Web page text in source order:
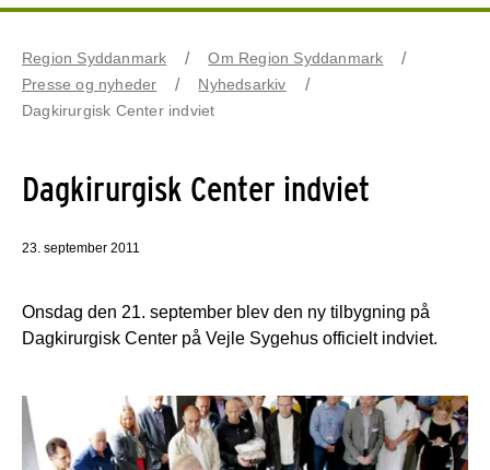
Region Syddanmark
Om Region Syddanmark
Presse og nyheder
Nyhedsarkiv
Dagkirurgisk Center indviet
Dagkirurgisk Center indviet
23. september 2011
Onsdag den 21. september blev den ny tilbygning på
Dagkirurgisk Center på Vejle Sygehus officielt indviet.